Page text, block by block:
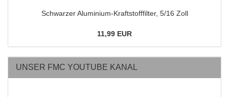
Schwarzer Aluminium-Kraftstofffilter, 5/16 Zoll
11,99 EUR
UNSER FMC YOUTUBE KANAL